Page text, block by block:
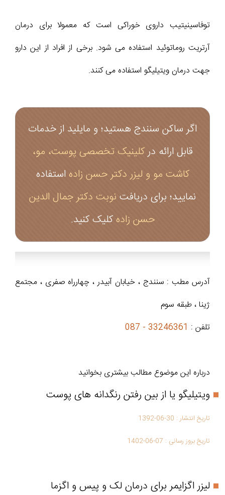
توفاسینیتیب داروی خوراکی است که معمولا برای درمان
آرتریت روماتوئید استفاده می شود. برخی از افراد از این دارو
جهت درمان ویتیلیگو استفاده می کنند.
اگر ساکن سنندج هستید؛ و مایلید از خدمات
قابل ارائه درکلینیک تخصصی پوست، مو،
کاشت مو و لیزر دکتر حسن زاده استفاده
نمایید؛ برای دریافت نوبت دکتر جمال الدین
حسن زادهکلیک کنید.
آدرس مطب : سنندج ، خیابان آبیدر ، چهارراه صفری ، مجتمع
ژینا ، طبقه سوم
تلفن : 33246361 - 087
درباره این موضوع مطالب بیشتری بخوانید
ویتیلیگو یا از بین رفتن رنگدانه های پوست
تاریخ انتشار : 1392-06-30
تاریخ بروز رسانی : 1402-06-07
لیزر اگزایمر برای درمان لک و پیس و اگزما